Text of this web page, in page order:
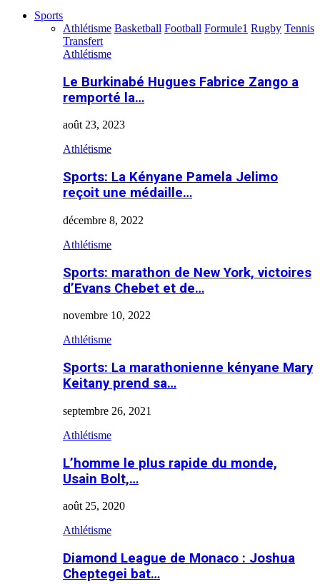
Sports
Athlétisme Basketball Football Formule1 Rugby Tennis
Transfert
Athlétisme
Le Burkinabé Hugues Fabrice Zango a
remporté la…
août 23, 2023
Athlétisme
Sports: La Kényane Pamela Jelimo
reçoit une médaille…
décembre 8, 2022
Athlétisme
Sports: marathon de New York, victoires
d’Evans Chebet et de…
novembre 10, 2022
Athlétisme
Sports: La marathonienne kényane Mary
Keitany prend sa…
septembre 26, 2021
Athlétisme
L’homme le plus rapide du monde,
Usain Bolt,…
août 25, 2020
Athlétisme
Diamond League de Monaco : Joshua
Cheptegei bat…